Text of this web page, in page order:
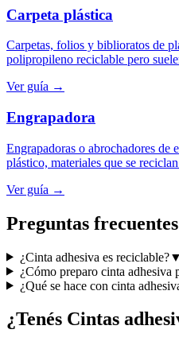
Carpeta plástica
Carpetas, folios y biblioratos de
polipropileno reciclable pero
Ver guía →
Engrapadora
Engrapadoras o abrochadores de
plástico, materiales que se
Ver guía →
Preguntas frecuentes
¿Cinta adhesiva es reciclable?▼
¿Cómo preparo cinta adhesiva
¿Qué se hace con cinta
¿Tenés Cintas